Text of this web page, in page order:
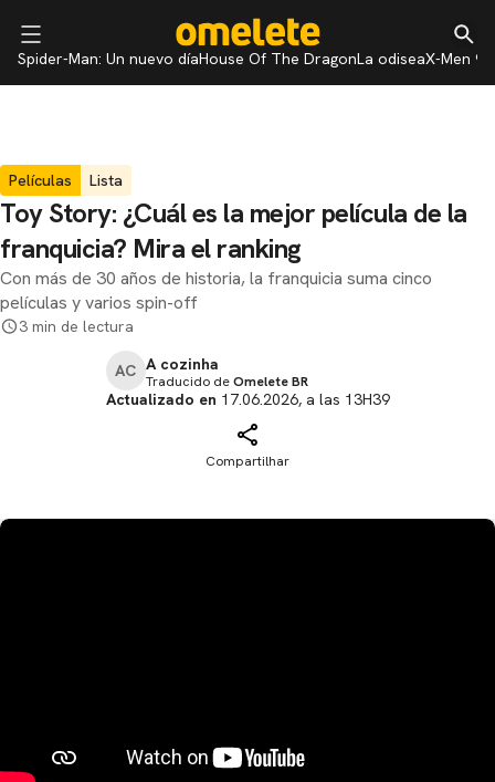
Spider-Man: Un nuevo díaHouse Of The DragonLa odiseaX-Men 97
Películas Lista
Toy Story: ¿Cuál es la mejor película de la
franquicia? Mira el ranking
Con más de 30 años de historia, la franquicia suma cinco
películas y varios spin-off
3 min de lectura
AC A cozinha
Traducido deOmelete BR
Actualizado en 17.06.2026, a las 13H39
Compartilhar